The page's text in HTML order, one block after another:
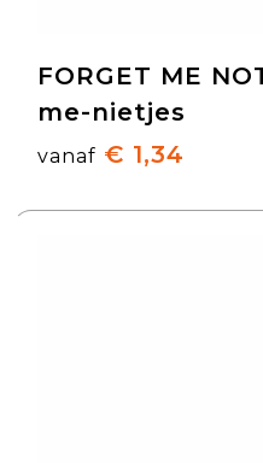
FORGET ME
me-nietjes
vanaf € 1,34